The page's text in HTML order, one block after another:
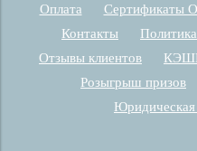
Оплата
Сертификаты
Контакты
Отзывы клиентов
Розыгрыш призов